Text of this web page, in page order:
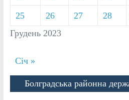
Грудень 2023
25 26 27 28
Січ »
Болградська районна